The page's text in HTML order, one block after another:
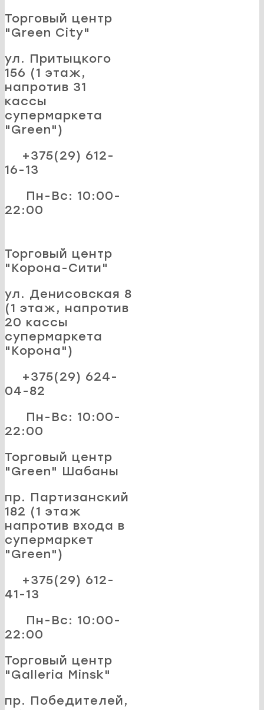
Торговый центр
"Green City"
ул. Притыцкого
156 (1 этаж,
напротив 31
кассы
супермаркета
"Green")
+375(29) 612-
16-13
Пн-Вс: 10:00-
22:00
Торговый центр
"Корона-Сити"
ул. Денисовская 8
(1 этаж, напротив
20 кассы
супермаркета
"Корона")
+375(29) 624-
04-82
Пн-Вс: 10:00-
22:00
Торговый центр
"Green" Шабаны
пр. Партизанский
182 (1 этаж
напротив входа в
супермаркет
"Green")
+375(29) 612-
41-13
Пн-Вс: 10:00-
22:00
Торговый центр
"Galleria Minsk"
пр. Победителей,